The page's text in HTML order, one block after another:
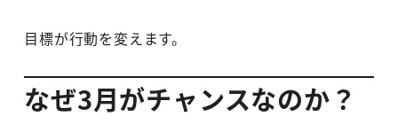
目標が行動を変えます。
なぜ3月がチャンスなのか？